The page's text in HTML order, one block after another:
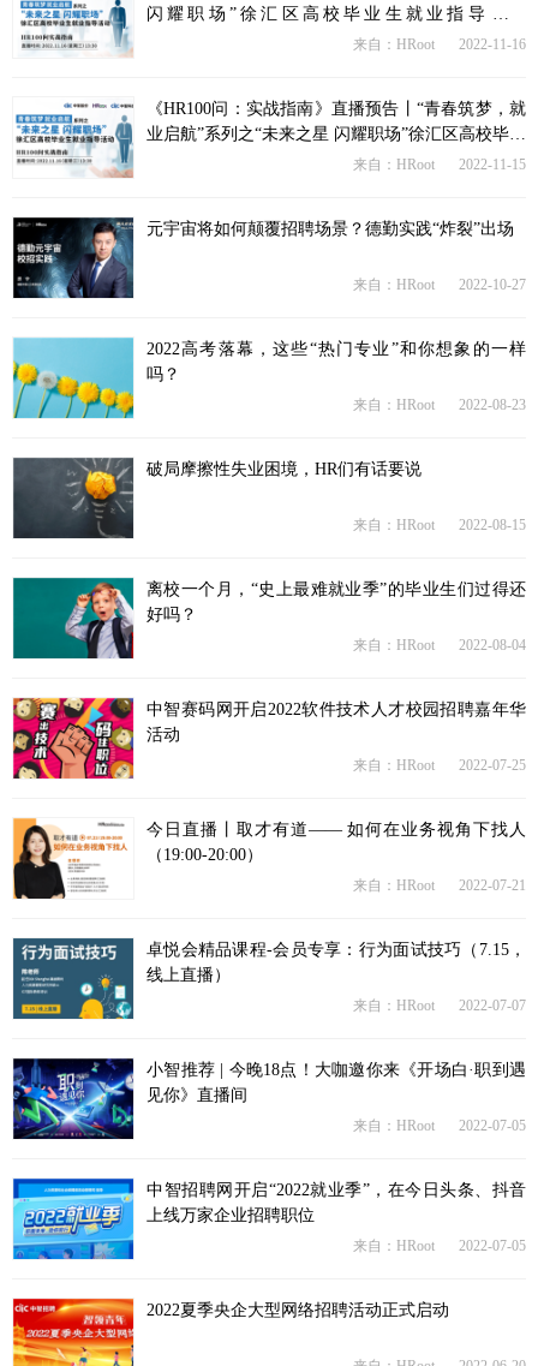
闪耀职场”徐汇区高校毕业生就业指导活动
来自：HRoot 2022-11-16
《HR100问：实战指南》直播预告丨“青春筑梦，就
业启航”系列之“未来之星 闪耀职场”徐汇区高校毕业
来自：HRoot 2022-11-15
元宇宙将如何颠覆招聘场景？德勤实践“炸裂”出场
来自：HRoot 2022-10-27
2022高考落幕，这些“热门专业”和你想象的一样
吗？
来自：HRoot 2022-08-23
破局摩擦性失业困境，HR们有话要说
来自：HRoot 2022-08-15
离校一个月，“史上最难就业季”的毕业生们过得还
好吗？
来自：HRoot 2022-08-04
中智赛码网开启2022软件技术人才校园招聘嘉年华
活动
来自：HRoot 2022-07-25
今日直播丨取才有道—— 如何在业务视角下找人
（19:00-20:00）
来自：HRoot 2022-07-21
卓悦会精品课程-会员专享：行为面试技巧（7.15，
线上直播）
来自：HRoot 2022-07-07
小智推荐 | 今晚18点！大咖邀你来《开场白·职到遇
见你》直播间
来自：HRoot 2022-07-05
中智招聘网开启“2022就业季”，在今日头条、抖音
上线万家企业招聘职位
来自：HRoot 2022-07-05
2022夏季央企大型网络招聘活动正式启动